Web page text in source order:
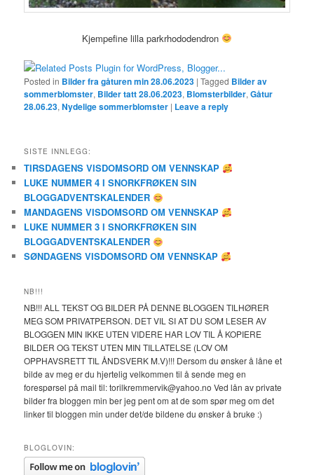
Kjempefine lilla parkrhododendron
Posted in Bilder fra gåturen min 28.06.2023 |Tagged Bilder av
sommerblomster, Bilder tatt 28.06.2023, Blomsterbilder,Gåtur
28.06.23,Nydelige sommerblomster | Leave a reply
SISTE INNLEGG:
TIRSDAGENS VISDOMSORD OM VENNSKAP
LUKE NUMMER 4 I SNORKFRØKEN SIN
BLOGGADVENTSKALENDER
MANDAGENS VISDOMSORD OM VENNSKAP
LUKE NUMMER 3 I SNORKFRØKEN SIN
BLOGGADVENTSKALENDER
SØNDAGENS VISDOMSORD OM VENNSKAP
NB!!!
NB!!! ALL TEKST OG BILDER PÅ DENNE BLOGGEN TILHØRER
MEG SOM PRIVATPERSON. DET VIL SI AT DU SOM LESER AV
BLOGGEN MIN IKKE UTEN VIDERE HAR LOV TIL Å KOPIERE
BILDER OG TEKST UTEN MIN TILLATELSE (LOV OM
OPPHAVSRETT TIL ÅNDSVERK M.V)!!! Dersom du ønsker å låne et
bilde av meg er du hjertelig velkommen til å sende meg en
forespørsel på mail til: torilkremmervik@yahoo.no Ved lån av private
bilder fra bloggen min ber jeg pent om at de som spør meg om det
linker til bloggen min under det/de bildene du ønsker å bruke :)
BLOGLOVIN: